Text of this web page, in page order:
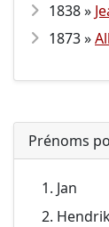
1838 »
1873 »
Prénoms
Jan